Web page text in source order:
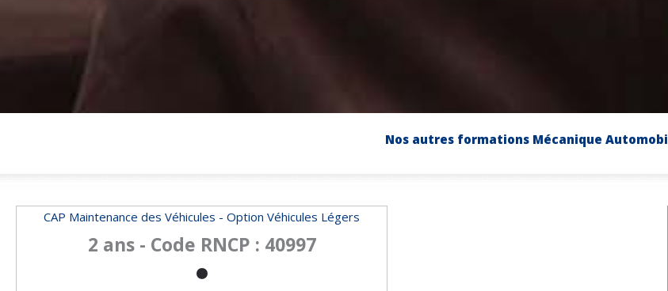
Nos autres formations Mécanique
CAP Maintenance des Véhicules - Option Véhicules Légers
2 ans - Code RNCP : 40997